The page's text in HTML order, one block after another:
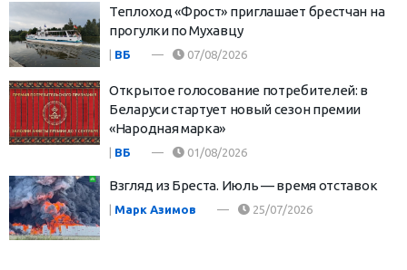
Теплоход «Фрост» приглашает брестчан на
прогулки по Мухавцу
ВБ 07/08/2026
Открытое голосование потребителей: в
Беларуси стартует новый сезон премии
«Народная марка»
| ВБ 01/08/2026
Взгляд из Бреста. Июль — время отставок
| Марк Азимов 25/07/2026